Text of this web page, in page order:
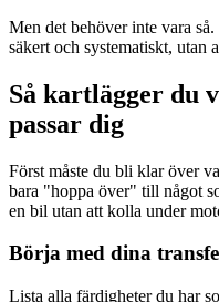
Men det behöver inte vara
säkert och systematiskt, utan
Så kartlägger du
passar dig
Först måste du bli klar över
bara "hoppa över" till något
en bil utan att kolla under
Börja med dina
Lista alla färdigheter du har